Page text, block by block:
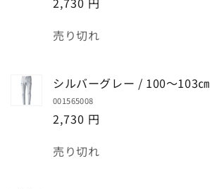
レ
/
94
㎝
の
量
94
数
売り切れ
シルバーグレー / 100～103㎝
001565008
2,730 円
数
売り切れ